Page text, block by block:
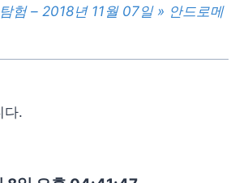
험 – 2018년 11월 07일 » 안드로메
다.